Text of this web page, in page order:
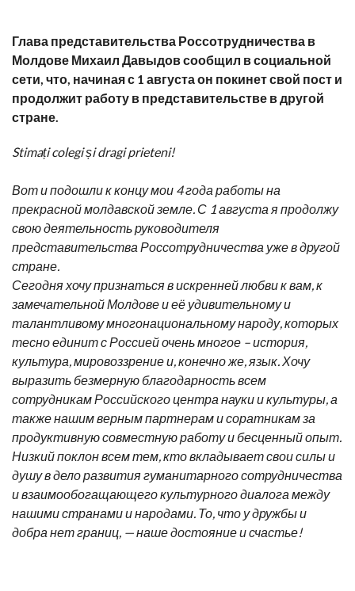
Глава представительства Россотрудничества в
Молдове Михаил Давыдов сообщил в социальной
сети, что, начиная с 1 августа он покинет свой пост и
продолжит работу в представительстве в другой
стране.
Stimați colegi și dragi prieteni!
Вот и подошли к концу мои 4 года работы на
прекрасной молдавской земле. С 1 августа я продолжу
свою деятельность руководителя
представительства Россотрудничества уже в другой
стране.
Сегодня хочу признаться в искренней любви к вам, к
замечательной Молдове и её удивительному и
талантливому многонациональному народу, которых
тесно единит с Россией очень многое – история,
культура, мировоззрение и, конечно же, язык. Хочу
выразить безмерную благодарность всем
сотрудникам Российского центра науки и культуры, а
также нашим верным партнерам и соратникам за
продуктивную совместную работу и бесценный опыт.
Низкий поклон всем тем, кто вкладывает свои силы и
душу в дело развития гуманитарного сотрудничества
и взаимообогащающего культурного диалога между
нашими странами и народами. То, что у дружбы и
добра нет границ, — наше достояние и счастье!